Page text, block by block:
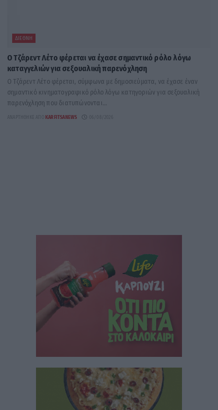
ΔΙΕΘΝΉ
Ο Τζάρεντ Λέτο φέρεται να έχασε σημαντικό ρόλο λόγω
καταγγελιών για σεξουαλική παρενόχληση
Ο Τζάρεντ Λέτο φέρεται, σύμφωνα με δημοσιεύματα, να έχασε έναν
σημαντικό κινηματογραφικό ρόλο λόγω κατηγοριών για σεξουαλική
παρενόχληση που διατυπώνονται...
ΑΝΑΡΤΉΘΗΚΕ ΑΠΌ KARFITSANEWS